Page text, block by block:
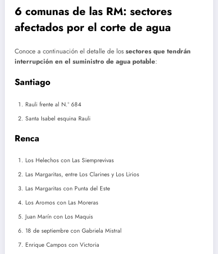
6 comunas de las RM: sectores
afectados por el corte de agua
Conoce a continuación el detalle de los sectores que tendrán
interrupción en el suministro de agua potable:
Santiago
Rauli frente al N.º 684
Santa Isabel esquina Rauli
Renca
Los Helechos con Las Siemprevivas
Las Margaritas, entre Los Clarines y Los Lirios
Las Margaritas con Punta del Este
Los Aromos con Las Moreras
Juan Marín con Los Maquis
18 de septiembre con Gabriela Mistral
Enrique Campos con Victoria